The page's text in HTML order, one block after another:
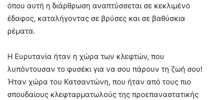
όπου αυτή η διάρθρωση αναπτύσσεται σε κεκλιμένο
έδαφος, καταλήγοντας σε βρύσες και σε βαθύσκια
ρέματα.
Η Ευρυτανία ήταν η χώρα των κλεφτών, που
λυπόντουσαν το φυσέκι για να σου πάρουν τη ζωή σου!
Ήταν χώρα του Κατσαντώνη, που ήταν από τους πιο
σπουδαίους κλεφταρματωλούς της προεπαναστατικής